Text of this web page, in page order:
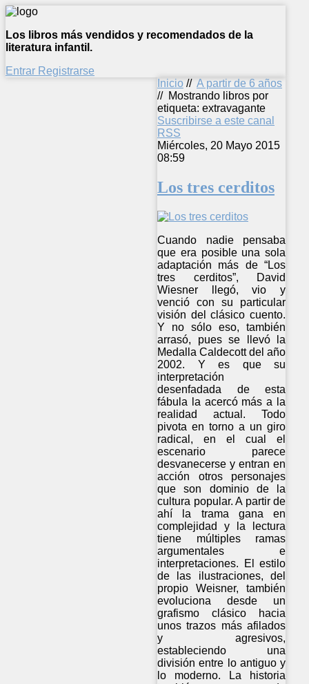
Los libros más vendidos y recomendados de la
literatura infantil.
Entrar Registrarse
Inicio // A partir de 6 años
// Mostrando libros por
etiqueta: extravagante
Suscribirse a este canal
RSS
Miércoles, 20 Mayo 2015
08:59
Los tres cerditos
Cuando nadie pensaba
que era posible una sola
adaptación más de “Los
tres cerditos”, David
Wiesner llegó, vio y
venció con su particular
visión del clásico cuento.
Y no sólo eso, también
arrasó, pues se llevó la
Medalla Caldecott del año
2002. Y es que su
interpretación
desenfadada de esta
fábula la acercó más a la
realidad actual. Todo
pivota en torno a un giro
radical, en el cual el
escenario parece
desvanecerse y entran en
acción otros personajes
que son dominio de la
cultura popular. A partir de
ahí la trama gana en
complejidad y la lectura
tiene múltiples ramas
argumentales e
interpretaciones. El estilo
de las ilustraciones, del
propio Weisner, también
evoluciona desde un
grafismo clásico hacia
unos trazos más afilados
y agresivos,
estableciendo una
división entre lo antiguo y
lo moderno. La historia